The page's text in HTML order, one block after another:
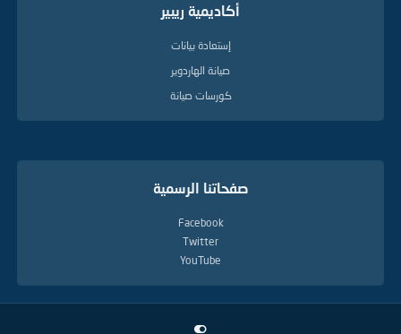
أكاديمية ريبير
إستعادة بيانات
صيانة الهاردوير
كورسات صيانة
صفحاتنا الرسمية
Facebook
Twitter
YouTube